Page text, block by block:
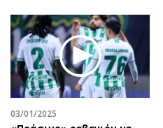
03/01/2025